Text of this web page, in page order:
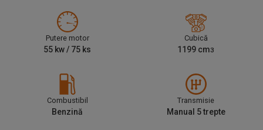
Putere motor
55 kw / 75 ks
Cubică
1199 cm3
Combustibil
Benzină
Transmisie
Manual 5 trepte